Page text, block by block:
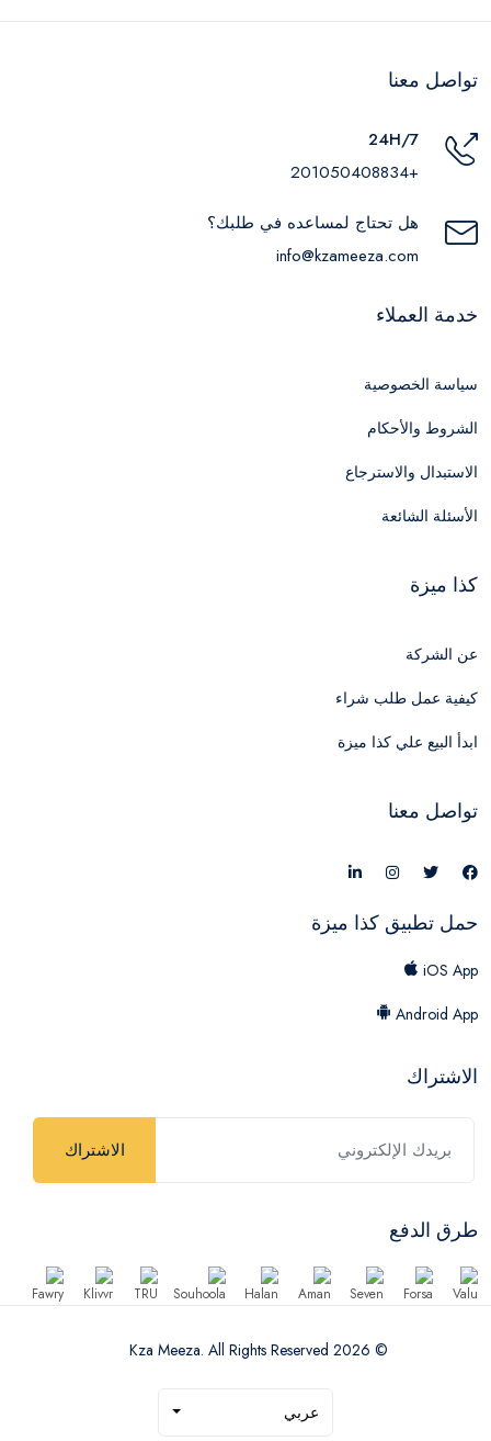
تواصل معنا
24H/7
+201050408834
هل تحتاج لمساعده في طلبك؟
info@kzameeza.com
خدمة العملاء
سياسة الخصوصية
الشروط والأحكام
الاستبدال والاسترجاع
الأسئلة الشائعة
كذا ميزة
عن الشركة
كيفية عمل طلب شراء
ابدأ البيع علي كذا ميزة
تواصل معنا
حمل تطبيق كذا ميزة
iOS App
Android App
الاشتراك
الاشتراك
طرق الدفع
© 2026 Kza Meeza. All Rights Reserved
عربي